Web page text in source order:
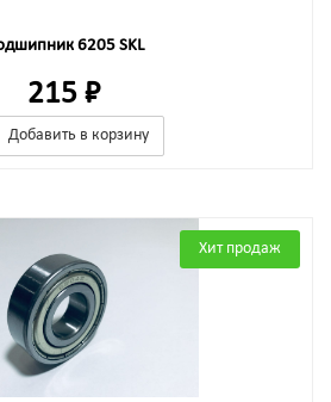
6205 SKL
215 ₽
Добавить в корзину
Хит продаж